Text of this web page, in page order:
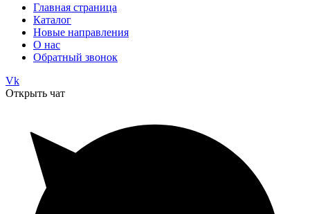
Главная страница
Каталог
Новые направления
О нас
Обратный звонок
Vk
Открыть чат